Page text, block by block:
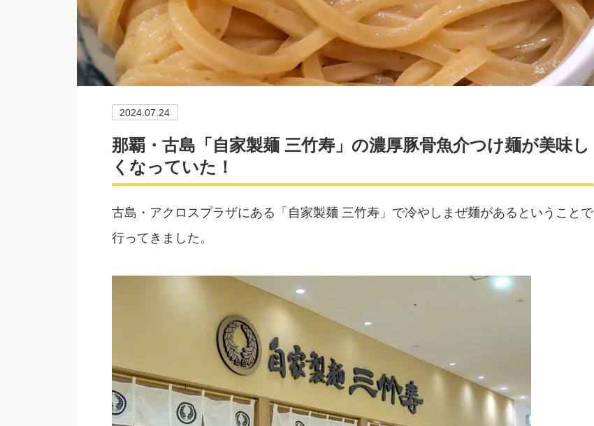
2024.07.24
那覇・古島「自家製麺 三竹寿」の濃厚豚骨魚介つけ麺が美味し
くなっていた！
古島・アクロスプラザにある「自家製麺 三竹寿」で冷やしまぜ麺があるということで
行ってきました。